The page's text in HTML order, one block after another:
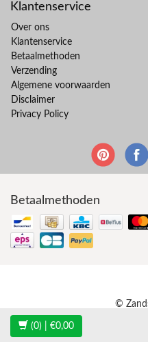
Klantenservice
Over ons
Klantenservice
Betaalmethoden
Verzending
Algemene voorwaarden
Disclaimer
Privacy Policy
Betaalmethoden
©
(0) | €0,00